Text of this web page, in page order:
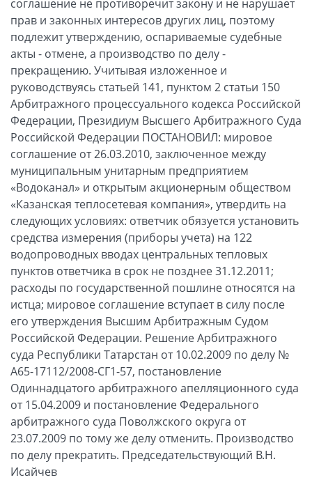
соглашение не противоречит закону и не нарушает
прав и законных интересов других лиц, поэтому
подлежит утверждению, оспариваемые судебные
акты - отмене, а производство по делу -
прекращению. Учитывая изложенное и
руководствуясь статьей 141, пунктом 2 статьи 150
Арбитражного процессуального кодекса Российской
Федерации, Президиум Высшего Арбитражного Суда
Российской Федерации ПОСТАНОВИЛ: мировое
соглашение от 26.03.2010, заключенное между
муниципальным унитарным предприятием
«Водоканал» и открытым акционерным обществом
«Казанская теплосетевая компания», утвердить на
следующих условиях: ответчик обязуется установить
средства измерения (приборы учета) на 122
водопроводных вводах центральных тепловых
пунктов ответчика в срок не позднее 31.12.2011;
расходы по государственной пошлине относятся на
истца; мировое соглашение вступает в силу после
его утверждения Высшим Арбитражным Судом
Российской Федерации. Решение Арбитражного
суда Республики Татарстан от 10.02.2009 по делу №
А65-17112/2008-СГ1-57, постановление
Одиннадцатого арбитражного апелляционного суда
от 15.04.2009 и постановление Федерального
арбитражного суда Поволжского округа от
23.07.2009 по тому же делу отменить. Производство
по делу прекратить. Председательствующий В.Н.
Исайчев